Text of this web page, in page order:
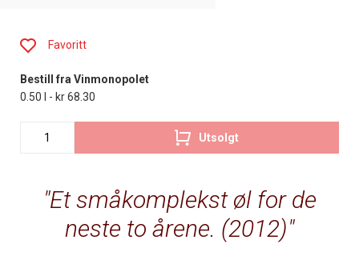
Et småkomplekst øl for de
neste to årene. (2012)
Favoritt
Bestill fra Vinmonopolet
0.50 l - kr 68.30
Utsolgt